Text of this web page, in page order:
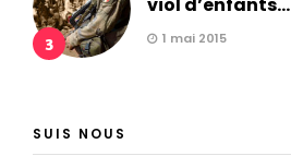
3
viol d’enfants...
1 mai 2015
SUIS NOUS